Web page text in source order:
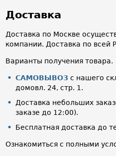
Доставка
Доставка по Москве
компании. Доставка по всей
Варианты получения товара.
САМОВЫВОЗ с нашего
домовл. 24, стр. 1.
Доставка небольших
заказе до 12:00).
Бесплатная доставка до
Ознакомиться с полными